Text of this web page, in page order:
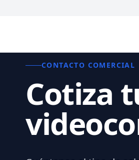
CONTACTO COMERCIAL
Cotiza